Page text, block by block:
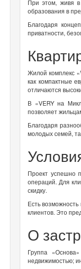
При этом, живя в
образования в
Благодаря
приватности,
Жилой комплекс
как компактные
отличаются
В «VERY на
позволяет
Благодаря
молодых семей,
Проект успешно
операций. Для
скидку.
Есть
клиентов. Это
О
Группа
недвижимостью;